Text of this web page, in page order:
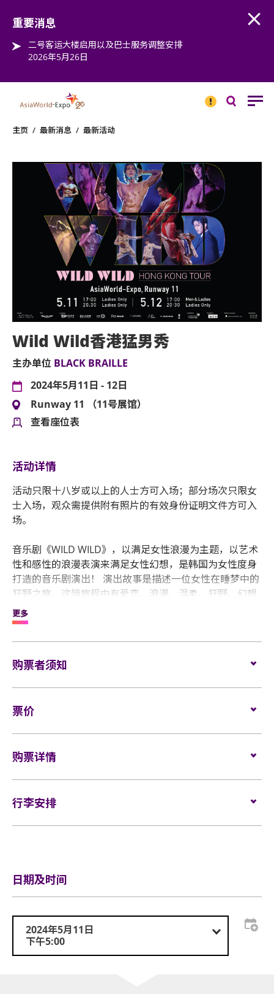
重要消息
二号客运大楼启用以及巴士服务调整安排
2026年5月26日
消息
主页 / 最新消息 / 最新活动
Wild Wild香港猛男秀
主办单位 BLACK BRAILLE
2024年5月11日 - 12日
Runway 11 （11号展馆）
查看座位表
活动详情
活动只限十八岁或以上的人士方可入场；部分场次只限女
士入场，观众需提供附有照片的有效身份证明文件方可入
场。
音乐剧《WILD WILD》，以满足女性浪漫为主题，以艺术
性和感性的浪漫表演来满足女性幻想，是韩国为女性度身
打造的音乐剧演出！ 演出故事是描述一位女性在睡梦中的
狂野之旅，这趟旅程中有爱恋、浪漫、温柔、狂野、幻想
等炙热情感！
香港独有慨舞台设计，台上的演员都是型、英、帅、靓、
身全裸及下半身只围毛巾的出浴look，不同风格的性感演
接触！ Oppa又会落台，分分钟会在你面前跳辣舞，绝对
今次香港拥有最庞大表演团队参演音乐剧的12位演员，包
济，其中演李国荣、姜天一及正韩泉曾参与过Netflix《体
救兵》。
2024年5月11日 17:00 (女士专场)
2024年5月11日 20:30 (女士专场)
2024年5月12日 20:30 (女士专场)
更多
购票者须知
入。
4. 所有已售出之门票均不可转让、不设退款或退换。
5. 门票如有遗失、涂污或被窃，主办机构及 uutix 概不补
6. 请确保于输入的数据正确无误。于交易时所提交的资料
不得更改。
7. 所有成功订购交易将收到确认电邮信息，用户亦可登入
uutix App 查看订单详情。
8. 购票用户可选择以下取票方式：
票价
特优 VIP $1280
热血区 $890
尖叫区 $380
粉丝福利
Premier VIP:
1.⁠ ⁠[女神专区] - 开Show前一个钟开放，Wild Wild 成员 (没
指定成员及人数) 会不定时在女神专区出现，与各位女神
购票详情
售。
行李安排
日期及时间
2024年5月11日
下午5:00